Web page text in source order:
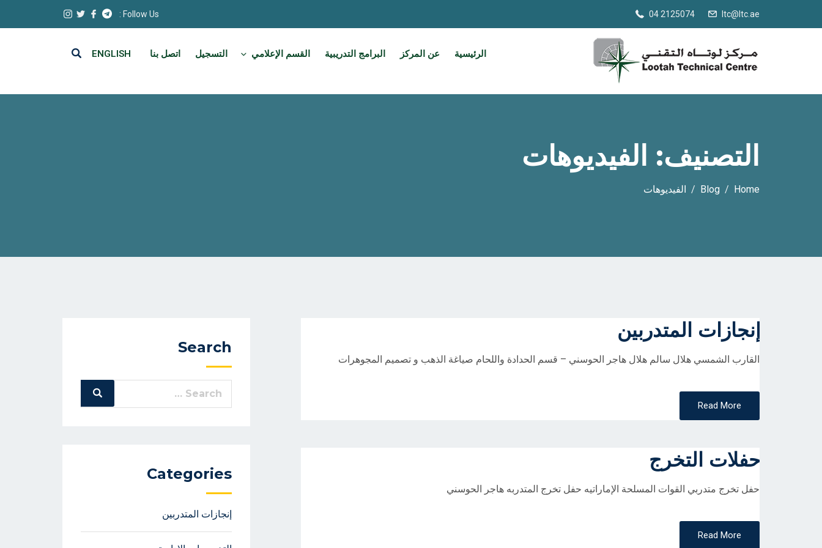
ltc@ltc.ae
04 2125074
Follow Us :
الرئيسية عن المركز البرامج التدريبية القسم الإعلامي التسجيل اتصل بنا ENGLISH
التصنيف: الفيديوهات
Home
Blog الفيديوهات
إنجازات المتدربين
القارب الشمسي هلال سالم هلال هاجر الحوسني – قسم الحدادة واللحام صياغة الذهب و تصميم المجوهرات
Read More
حفلات التخرج
حفل تخرج متدربي القوات المسلحة الإماراتيه حفل تخرج المتدربه هاجر الحوسني
Read More
Search
Search
Search
Categories
إنجازات المتدربين